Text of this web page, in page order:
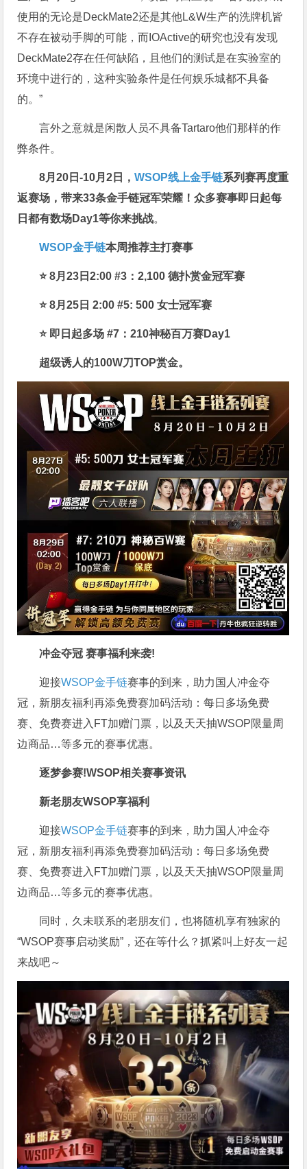
使用的无论是DeckMate2还是其他L&W生产的洗牌机皆
不存在被动手脚的可能，而IOActive的研究也没有发现
DeckMate2存在任何缺陷，且他们的测试是在实验室的
环境中进行的，这种实验条件是任何娱乐城都不具备
的。”
言外之意就是闲散人员不具备Tartaro他们那样的作
弊条件。
8月20日-10月2日，WSOP线上金手链系列赛再度重
返赛场 ，带来33条金手链冠军荣耀！众多赛事即日起每
日都有数场Day1等你来挑战。
WSOP金手链本周推荐主打赛事
⭐ 8月23日2:00 #3：2,100 德扑赏金冠军赛
⭐ 8月25日 2:00 #5: 500 女士冠军赛
⭐ 即日起多场 #7：210神秘百万赛Day1
超级诱人的100W刀TOP赏金。
冲金夺冠 赛事福利来袭!
迎接WSOP金手链赛事的到来，助力国人冲金夺
冠，新朋友福利再添免费赛加码活动：每日多场免费
赛、免费赛进入FT加赠门票，以及天天抽WSOP限量周
边商品…等多元的赛事优惠。
逐梦参赛!WSOP相关赛事资讯
新老朋友WSOP享福利
迎接WSOP金手链赛事的到来，助力国人冲金夺
冠，新朋友福利再添免费赛加码活动：每日多场免费
赛、免费赛进入FT加赠门票，以及天天抽WSOP限量周
边商品…等多元的赛事优惠。
同时，久未联系的老朋友们，也将随机享有独家的
“WSOP赛事启动奖励”，还在等什么？抓紧叫上好友一起
来战吧～